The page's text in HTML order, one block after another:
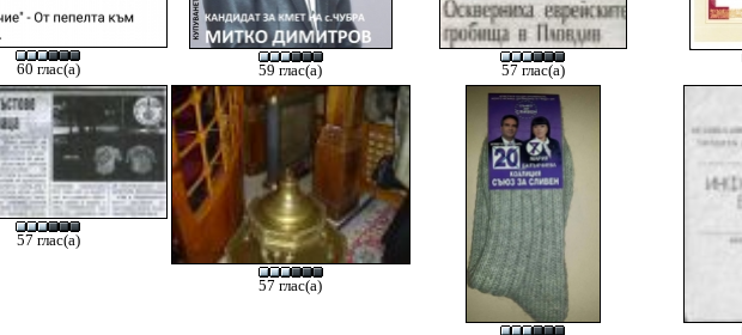
60 глас(а) 59 глас(а) 57 глас(а)
57 глас(а)
57 глас(а)